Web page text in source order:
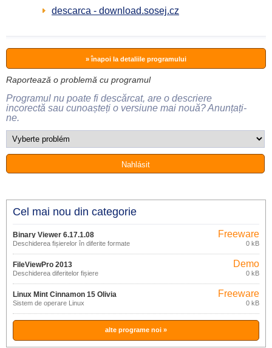
descarca - download.sosej.cz
» înapoi la detaliile programului
Raportează o problemă cu programul
Programul nu poate fi descărcat, are o descriere
incorectă sau cunoașteți o versiune mai nouă? Anunțați-
ne.
Cel mai nou din categorie
Binary Viewer 6.17.1.08
Deschiderea fișierelor în diferite formate
Freeware
0 kB
FileViewPro 2013
Deschiderea diferitelor fișiere
Demo
0 kB
Linux Mint Cinnamon 15 Olivia
Sistem de operare Linux
Freeware
0 kB
alte programe noi »